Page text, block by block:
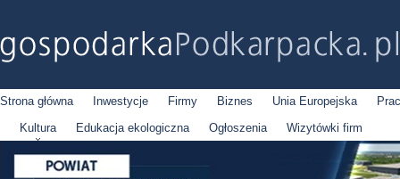
Strona główna Inwestycje Firmy Biznes Unia Europejska
Kultura
Edukacja ekologiczna Ogłoszenia Wizytówki firm